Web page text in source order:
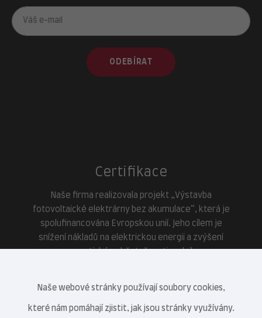
ODEBÍRAT
Certifikace
Naše firma realizovala projekt „Výstavba
fotovoltaické elektrárny bez akumulace“, která je
spolufinancována Evropskou unií. Jeho cílem je
snížení nákladů na elektrickou energii a zvýšení
Naše webové stránky používají soubory cookies,
které nám pomáhají zjistit, jak jsou stránky využívány.